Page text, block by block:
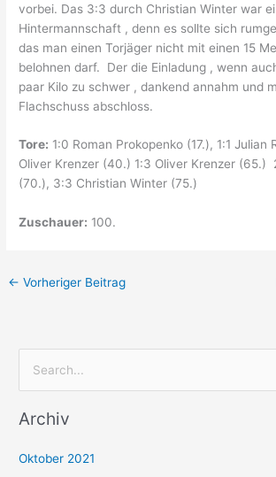
vorbei. Das 3:3 durch Christian Winter war
Hintermannschaft , denn es sollte sich
das man einen Torjäger nicht mit einen 15
belohnen darf. Der die Einladung , wenn
paar Kilo zu schwer , dankend annahm und
Flachschuss abschloss.
Tore: 1:0 Roman Prokopenko (17.), 1:1 Julian
Oliver Krenzer (40.) 1:3 Oliver Krenzer (65.)
(70.), 3:3 Christian Winter (75.)
Zuschauer: 100.
← Vorheriger Beitrag
c
Archiv
Oktober 2021